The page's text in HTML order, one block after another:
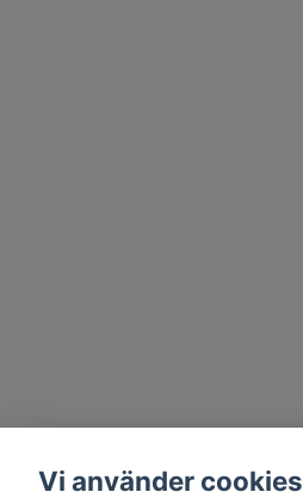
Vi använder cookies